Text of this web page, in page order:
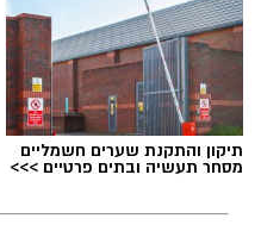
תיקון והתקנת שערים חשמליים
מסחר תעשיה ובתים פרטיים >>>